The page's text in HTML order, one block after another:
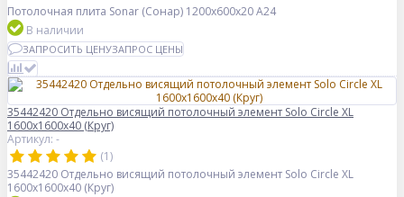
Потолочная плита Sonar (Сонар) 1200x600x20 A24
В наличии
ЗАПРОСИТЬ ЦЕНУЗАПРОС ЦЕНЫ
35442420 Отдельно висящий потолочный элемент Solo Circle XL
1600x1600x40 (Круг)
Артикул: -
(1)
35442420 Отдельно висящий потолочный элемент Solo Circle XL
1600x1600x40 (Круг)